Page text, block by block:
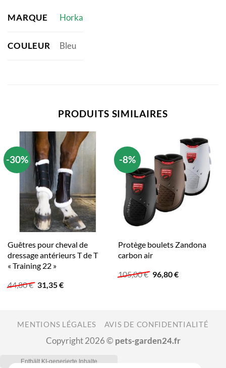
MARQUE Horka
COULEUR Bleu
PRODUITS SIMILAIRES
-30%
Guêtres pour cheval de
dressage antérieurs T de T
« Training 22 »
44,80€ Le
prix
31,35€Le
-8%
Protège boulets Zandona
carbon air
105,00€ Le
prix
96,80€Le
MENTIONS LÉGALES AVIS DE CONFIDENTIALITÉ
Copyright 2026 © pets-garden24.fr